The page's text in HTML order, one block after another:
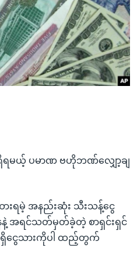
ျား
မယ့် ပမာဏ ဗဟိုဘဏ်လျှော့ချ
ားရမဲ့ အနည်းဆုံး သီးသန့်ငွေ
ရင်သတ်မှတ်ခဲ့တဲ့ စာရှင်းရှင်
ငွေသားကိုပါ ထည့်တွက်